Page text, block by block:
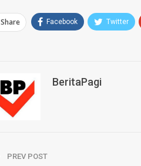
Share Facebook Twitter
BeritaPagi
PREV POST